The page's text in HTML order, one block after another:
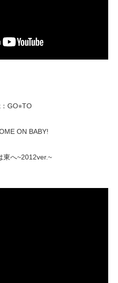
GO⭐︎TO
ON BABY!
東へ~2012ver.~